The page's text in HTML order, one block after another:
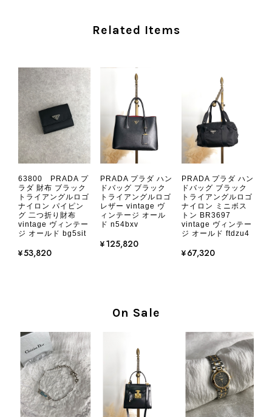
ご愛用いただけましたら幸いです。
談ください。 またご縁がございまし
たら、ぜひよろしくお願いいたしま
す。 VintageShop solo
2026/08/05
とても気に入りました、目立たないシャネルのロゴがとてもいい
です
心いたしました。 また、商品からヴ
ィンテージならではの上品な魅力を感
じていただけたようで、スタッフ一同
大変励みになります！ ぜひこれから
末永くご愛用いただけましたら幸いで
す。 また気になる商品やご不明な点
などございましたら、いつでもお気軽
にご相談ください。 またご縁がござ
Related Items
63800 PRADA プ
ラダ 財布 ブラック
トライアングルロゴ
ナイロン パイピン
グ 二つ折り財布
vintage ヴィンテー
ジ オールド bg5sit
¥53,820
PRADA プラダ ハン
ドバッグ ブラック
トライアングルロゴ
レザー vintage ヴ
ィンテージ オール
ド n54bxv
¥125,820
PRADA プラダ ハン
ドバッグ ブラック
トライアングルロゴ
ナイロン ミニボス
トン BR3697
vintage ヴィンテー
ジ オールド ftdzu4
¥67,320
On Sale